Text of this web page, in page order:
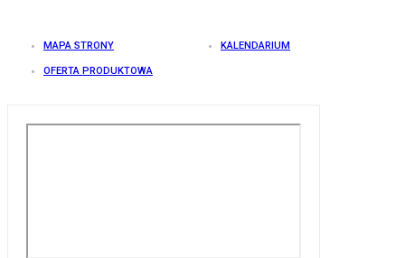
MAPA STRONY KALENDARIUM
OFERTA PRODUKTOWA